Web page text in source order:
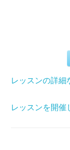
レッスンの詳細
レッスンを開催